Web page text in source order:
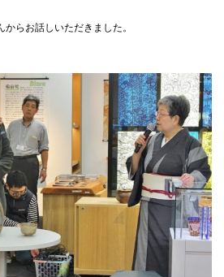
らお話しいただきました。